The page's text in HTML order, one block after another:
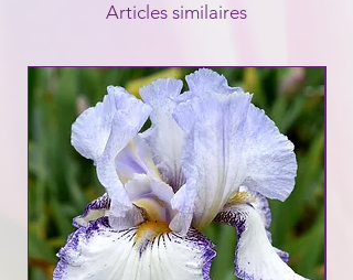
Articles similaires